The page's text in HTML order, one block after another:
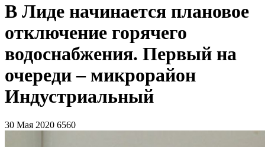
В Лиде начинается плановое
отключение горячего
водоснабжения. Первый на
очереди – микрорайон
Индустриальный
30 Мая 2020 6560